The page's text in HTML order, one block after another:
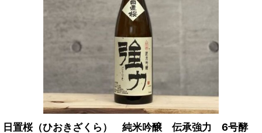
日置桜（ひおきざくら） 純米吟醸 伝承強力 6号酵